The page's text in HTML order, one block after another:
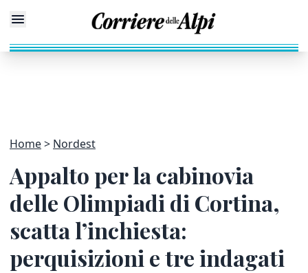
Home Nordest
Appalto per la cabinovia
delle Olimpiadi di Cortina,
scatta l’inchiesta:
perquisizioni e tre indagati